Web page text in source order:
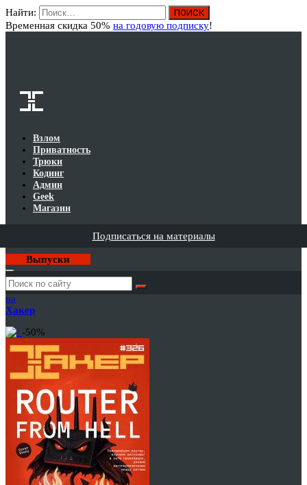
Найти:
Временная скидка 50% на годовую подписку!
Взлом
Приватность
Трюки
Кодинг
Админ
Geek
Магазин
Подписаться на материалы
Выпуски
Годовая
подписка
на
Хакер
-50%